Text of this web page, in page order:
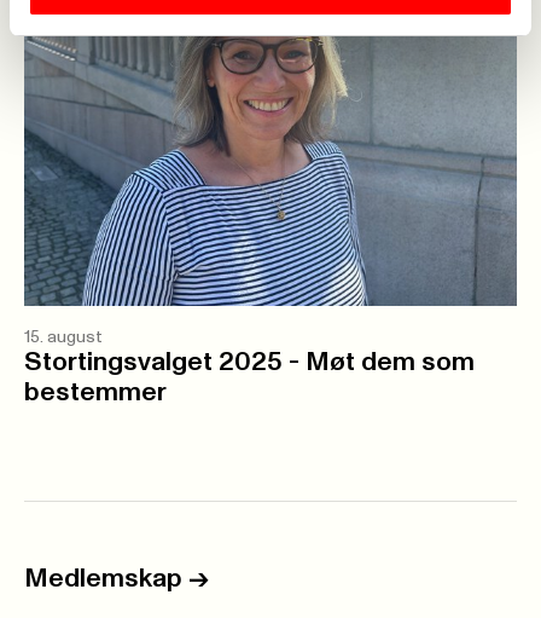
15. august
Stortingsvalget 2025 - Møt dem som
bestemmer
Medlemskap ->